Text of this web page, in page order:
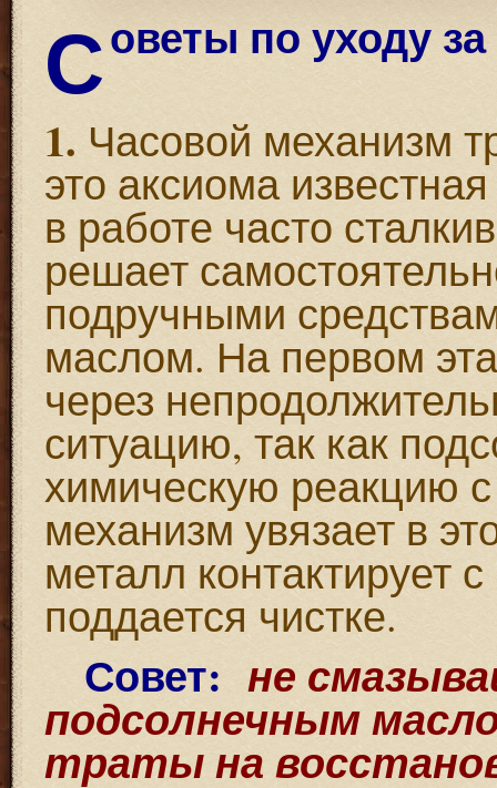
Советы по уходу
1. Часовой механизм
это аксиома
в работе часто
решает
подручными
маслом. На первом
через
ситуацию, так как
химическую реакцию
механизм увязает в
металл контактирует
поддается чистке.
Совет: не
подсолнечным
траты на